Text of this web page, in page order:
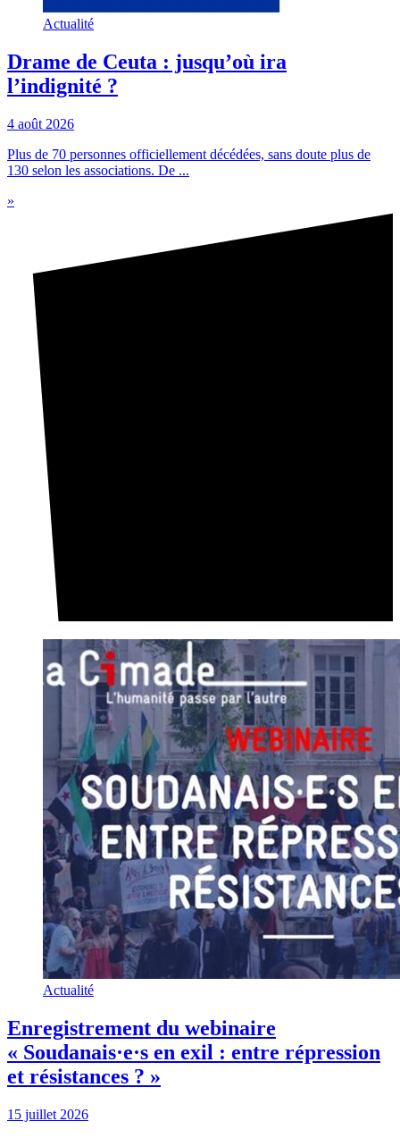
Actualité
Drame de Ceuta : jusqu’où ira
l’indignité ?
4 août 2026
Plus de 70 personnes officiellement décédées, sans doute plus de
130 selon les associations. De ...
»
Actualité
Enregistrement du webinaire
« Soudanais·e·s en exil : entre répression
et résistances ? »
15 juillet 2026